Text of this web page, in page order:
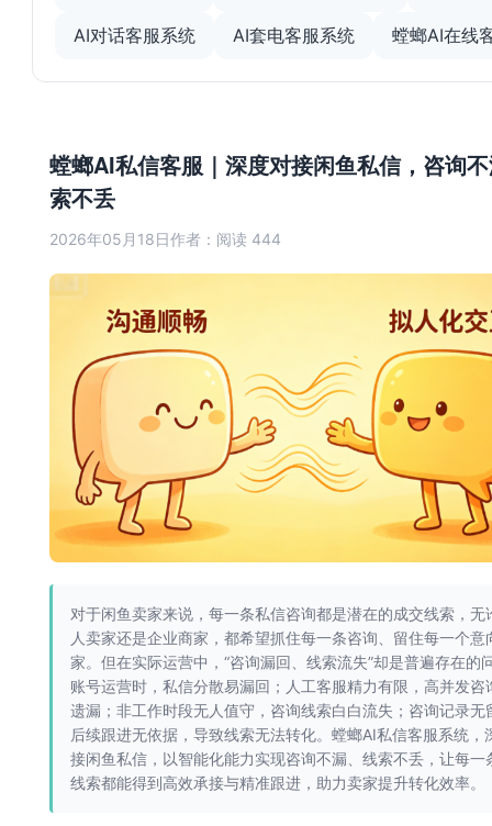
螳螂AI私信客服｜深度对接闲鱼私信，咨询
索不丢
2026年05月18日作者： 阅读 444
对于闲鱼卖家来说，每一条私信咨询都是潜在的成交线索，无
人卖家还是企业商家，都希望抓住每一条咨询、留住每一个意
家。但在实际运营中，“咨询漏回、线索流失”却是普遍存在的
账号运营时，私信分散易漏回；人工客服精力有限，高并发咨
遗漏；非工作时段无人值守，咨询线索白白流失；咨询记录无
后续跟进无依据，导致线索无法转化。螳螂AI私信客服系统，
接闲鱼私信，以智能化能力实现咨询不漏、线索不丢，让每一
线索都能得到高效承接与精准跟进，助力卖家提升转化效率。
AI对话客服系统 AI套电客服系统 螳螂AI在线